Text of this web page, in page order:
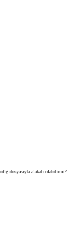
dosyasıyla alakalı olabilirmi?